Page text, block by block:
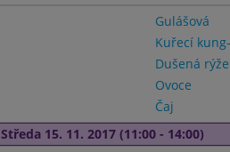
Gulášová
Kuřecí
Dušená rýže
Ovoce
Čaj
Středa 15. 11. 2017 (11:00 - 14:00)